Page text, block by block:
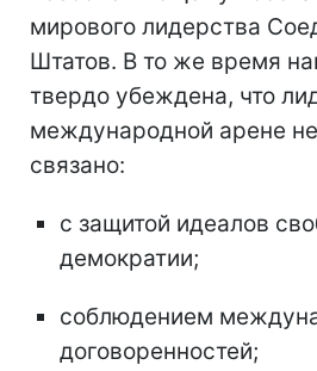
мирового лидерства
Штатов. В то же время
твердо убеждена, что
международной арене
связано:
с защитой идеалов
демократии;
соблюдением
договоренностей;